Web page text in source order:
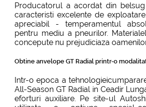
Producatorul a acordat din
caracteristi excelente de
apreciabil - temperamentul
pentru mediu a pneurilor.
concepute nu prejudiciaza
Obtine anvelope GT Radial printr-o
Intr-o epoca a
All-Season GT Radial in Ceadir
eforturi auxiliare. Pe site-ul